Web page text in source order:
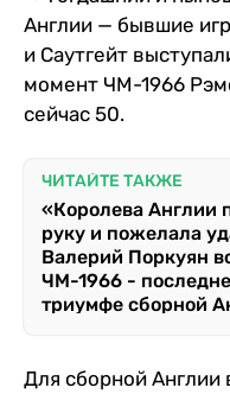
Англии — бывшие
и Саутгейт
момент ЧМ-1966
сейчас 50.
ЧИТАЙТЕ ТАКЖЕ
«Королева Англии
руку и пожелала
Валерий Поркуян
ЧМ-1966 -
триумфе сборной
Для сборной Англии